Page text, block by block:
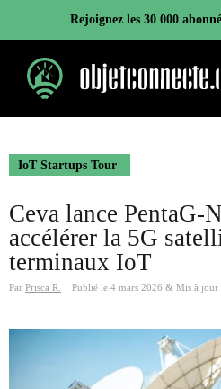
contenu
Rejoignez les 30 000
IoT Startups Tour
Ceva lance PentaG-
accélérer la 5G
terminaux IoT
Par Prisca R. Publié le 4 mars 2026 & Mis à jour